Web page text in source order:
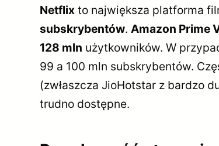
Netflix to największa platforma
subskrybentów. Amazon Prime
128 mln użytkowników. W
99 a 100 mln subskrybentów.
(zwłaszcza JioHotstar z bardzo
trudno dostępne.